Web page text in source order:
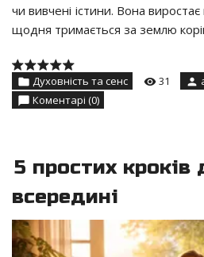
чи вивчені істини. Вона
щодня тримається за землю
Духовність та сенс 31
Коментарі (0)
5 простих кроків
всередині